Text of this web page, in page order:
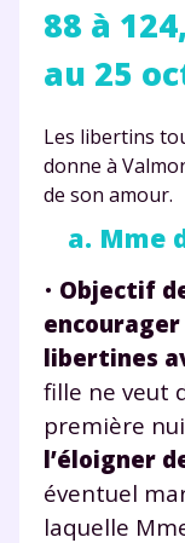
88 à
au 25
Les libertins
donne à
de son amour.
a. Mme
• Objectif
encourager
libertines
fille ne veut
première
l’éloigner
éventuel
laquelle